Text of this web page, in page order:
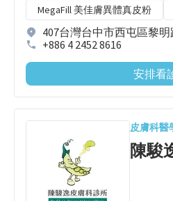
MegaFill 美佳膚異體真皮粉
407台灣台中市西屯區黎
+886 4 2452 8616
安排看
皮膚科醫
陳駿